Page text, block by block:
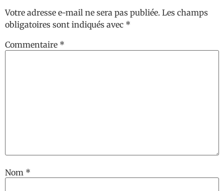
Votre adresse e-mail ne sera pas publiée. Les champs
obligatoires sont indiqués avec *
Commentaire *
Nom *